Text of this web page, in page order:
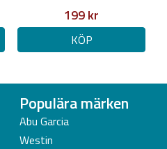
199 kr
KÖP
Populära märken
Abu Garcia
Westin